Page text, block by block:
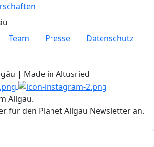
Team Presse
Datenschutz
| Made in Altusried
Allgäu.
für den Planet Allgäu Newsletter an.